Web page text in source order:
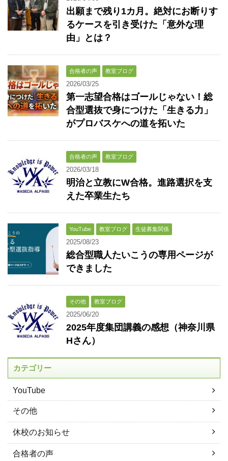
出願まで残り1カ月。絶対にお断りす
るケースを引き受けた「意外な理
由」とは？
合格者の声 教室ブログ
2026/03/25
第一志望合格はゴールじゃない！総
合型選抜で身につけた「生きる力」
がプロバスケへの道を拓いた
合格者の声 教室ブログ
2026/03/18
明治と立教にW合格。進路選択を支
えた卒業生たち
YouTube 教室ブログ 生徒募集関係
2025/08/23
総合型職人たいこうの専用ページが
できました
その他 教室ブログ
2025/06/20
2025年度集団講義の感想（神奈川県
Hさん）
カテゴリー
YouTube
その他
休校のお知らせ
合格者の声